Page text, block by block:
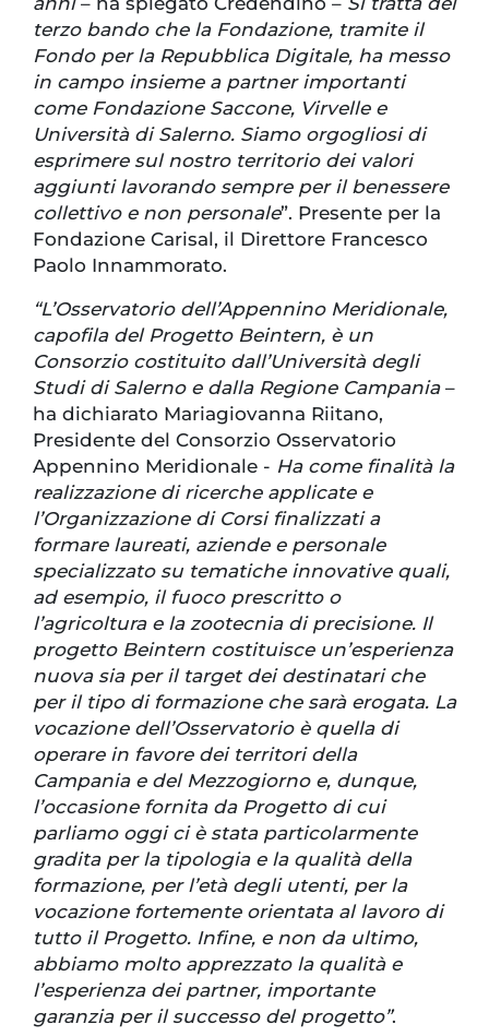
terzo bando che la Fondazione, tramite il
Fondo per la Repubblica Digitale, ha messo
in campo insieme a partner importanti
come Fondazione Saccone, Virvelle e
Università di Salerno. Siamo orgogliosi di
esprimere sul nostro territorio dei valori
aggiunti lavorando sempre per il benessere
collettivo e non personale”. Presente per la
Fondazione Carisal, il Direttore Francesco
Paolo Innammorato.
“L’Osservatorio dell’Appennino Meridionale,
capofila del Progetto Beintern, è un
Consorzio costituito dall’Università degli
Studi di Salerno e dalla Regione Campania–
ha dichiarato Mariagiovanna Riitano,
Presidente del Consorzio Osservatorio
Appennino Meridionale - Ha come finalità la
realizzazione di ricerche applicate e
l’Organizzazione di Corsi finalizzati a
formare laureati, aziende e personale
specializzato su tematiche innovative quali,
ad esempio, il fuoco prescritto o
l’agricoltura e la zootecnia di precisione. Il
progetto Beintern costituisce un’esperienza
nuova sia per il target dei destinatari che
per il tipo di formazione che sarà erogata. La
vocazione dell’Osservatorio è quella di
operare in favore dei territori della
Campania e del Mezzogiorno e, dunque,
l’occasione fornita da Progetto di cui
parliamo oggi ci è stata particolarmente
gradita per la tipologia e la qualità della
formazione, per l’età degli utenti, per la
vocazione fortemente orientata al lavoro di
tutto il Progetto. Infine, e non da ultimo,
abbiamo molto apprezzato la qualità e
l’esperienza dei partner, importante
garanzia per il successo del progetto”.